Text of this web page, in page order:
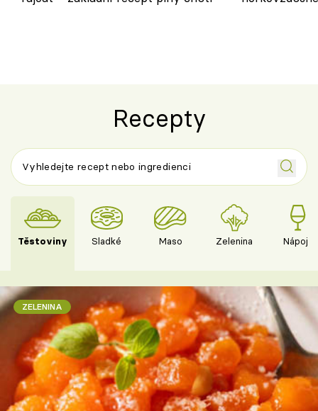
Recepty
Těstoviny Sladké Maso Zelenina Nápoje
ZELENINA